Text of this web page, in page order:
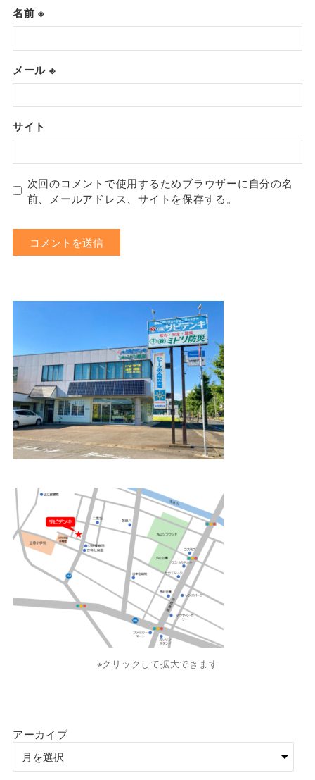
名前※
メール ※
サイト
次回のコメントで使用するためブラウザーに自分の名
前、メールアドレス、サイトを保存する。
※クリックして拡大できます
アーカイブ